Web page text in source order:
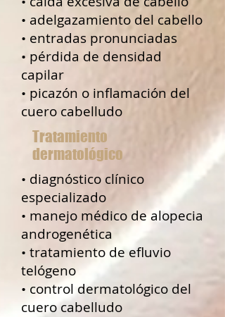
• adelgazamiento del cabello
• entradas pronunciadas
• pérdida de densidad
capilar
• picazón o inflamación del
cuero cabelludo
Tratamiento
dermatológico
• diagnóstico clínico
especializado
• manejo médico de alopecia
androgenética
• tratamiento de efluvio
telógeno
• control dermatológico del
cuero cabelludo